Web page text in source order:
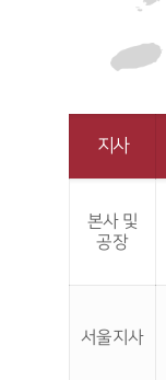
지사
본사 및
공장
서울지사